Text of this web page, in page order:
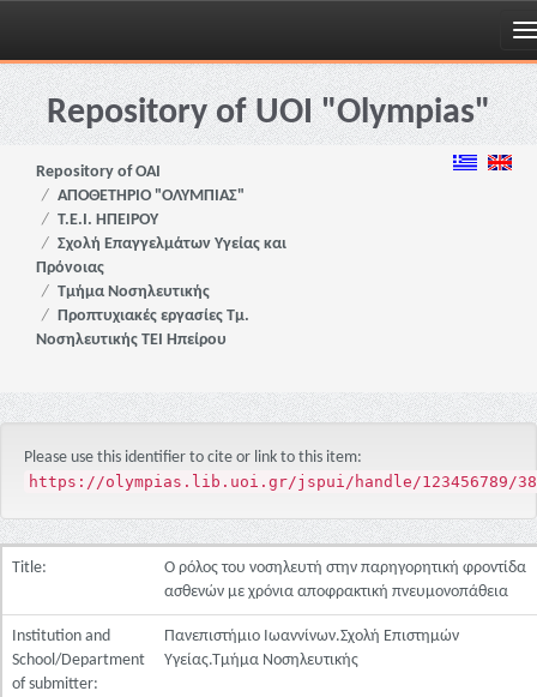
Skip
navigationRepository of UOI "Olympias"
Repository of OAI
ΑΠΟΘΕΤΗΡΙΟ "ΟΛΥΜΠΙΑΣ"
Τ.Ε.Ι. ΗΠΕΙΡΟΥ
Σχολή Επαγγελμάτων Υγείας και
Πρόνοιας
Τμήμα Νοσηλευτικής
Προπτυχιακές εργασίες Τμ.
Νοσηλευτικής ΤΕΙ Ηπείρου
Please use this identifier to cite or link to this item:
https://olympias.lib.uoi.gr/jspui/handle/123456789/
Title:
Ο ρόλος του νοσηλευτή στην παρηγορητική φροντίδα
ασθενών με χρόνια αποφρακτική πνευμονοπάθεια
Institution and
School/Department
of submitter:
Πανεπιστήμιο Ιωαννίνων.Σχολή Επιστημών
Υγείας.Τμήμα Νοσηλευτικής